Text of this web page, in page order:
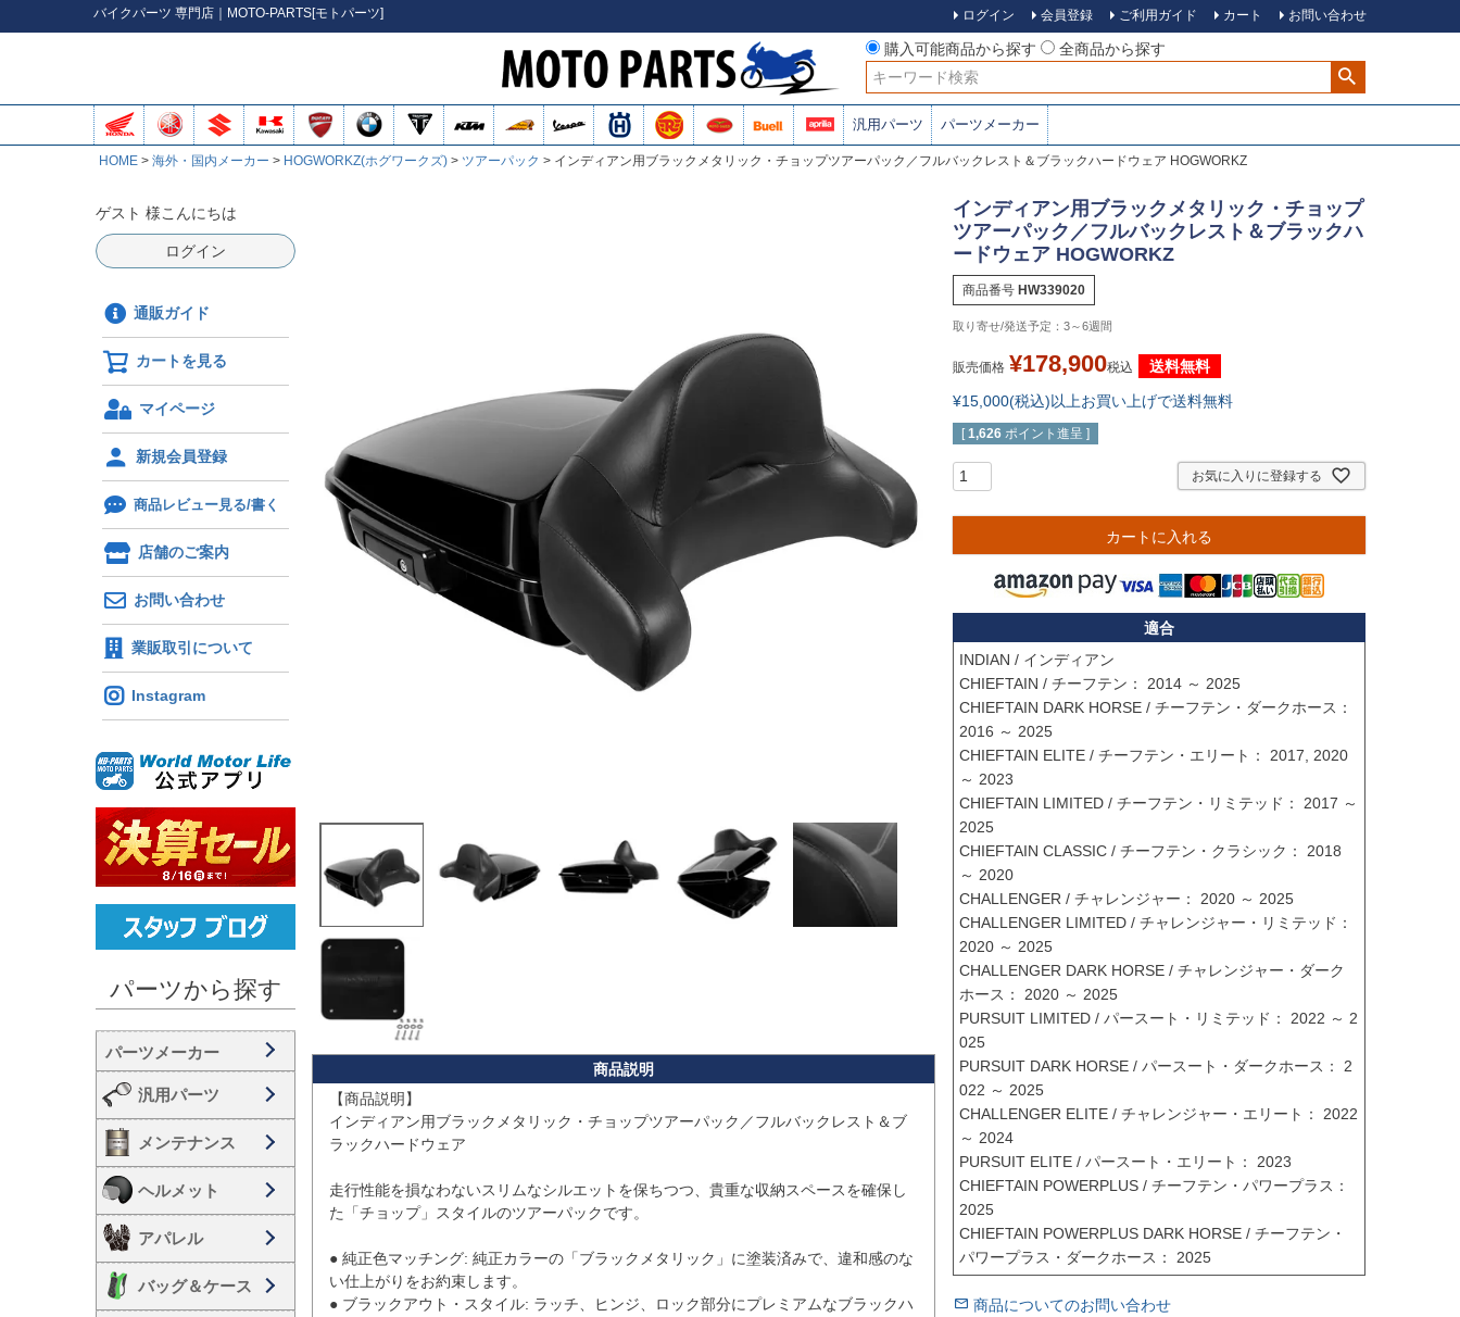
バイクパーツ 専門店｜MOTO-PARTS[モトパーツ] ログイン 会員登録 ご利用ガイド カート お問い合わせ
購入可能商品から探す
全商品から探す
検索
汎用パーツ パーツメーカー
HOME 海外・国内メーカー HOGWORKZ(ホグワークズ) ツアーパック インディアン用ブラックメタリック・チョップツアーパック／フルバックレスト＆ブラックハードウェア HOGWORKZ
ゲスト 様こんにちは
ログイン
通販ガイド
カートを見る
マイページ
新規会員登録
商品レビュー見る/書く
店舗のご案内
お問い合わせ
業販取引について
Instagram
パーツから探す
汎用パーツ
メンテナンス
ヘルメット
アパレル
バッグ＆ケース
【商品説明】
インディアン用ブラックメタリック・チョップツアーパック／フルバックレスト＆ブ
ラックハードウェア
走行性能を損なわないスリムなシルエットを保ちつつ、貴重な収納スペースを確保し
た「チョップ」スタイルのツアーパックです。
● 純正色マッチング: 純正カラーの「ブラックメタリック」に塗装済みで、違和感のな
い仕上がりをお約束します。
● ブラックアウト・スタイル: ラッチ、ヒンジ、ロック部分にプレミアムなブラックハ
インディアン用ブラックメタリック・チョップ
ツアーパック／フルバックレスト＆ブラックハ
ードウェア HOGWORKZ
商品番号 HW339020
3～6週間
販売価格 ¥178,900税込
送料無料
¥15,000(税込)以上お買い上げで送料無料
[ 1,626 ポイント進呈 ]
お気に入りに登録する
カートに入れる
適合
INDIAN / インディアン
CHIEFTAIN / チーフテン： 2014 ～ 2025
CHIEFTAIN DARK HORSE / チーフテン・ダークホース：
2016 ～ 2025
CHIEFTAIN ELITE / チーフテン・エリート： 2017, 2020
～ 2023
CHIEFTAIN LIMITED / チーフテン・リミテッド： 2017 ～
2025
CHIEFTAIN CLASSIC / チーフテン・クラシック： 2018
～ 2020
CHALLENGER / チャレンジャー： 2020 ～ 2025
CHALLENGER LIMITED / チャレンジャー・リミテッド：
2020 ～ 2025
CHALLENGER DARK HORSE / チャレンジャー・ダーク
ホース： 2020 ～ 2025
PURSUIT LIMITED / パースート・リミテッド： 2022 ～ 2
025
PURSUIT DARK HORSE / パースート・ダークホース： 2
022 ～ 2025
CHALLENGER ELITE / チャレンジャー・エリート： 2022
～ 2024
PURSUIT ELITE / パースート・エリート： 2023
CHIEFTAIN POWERPLUS / チーフテン・パワープラス：
2025
CHIEFTAIN POWERPLUS DARK HORSE / チーフテン・
パワープラス・ダークホース： 2025
商品についてのお問い合わせ